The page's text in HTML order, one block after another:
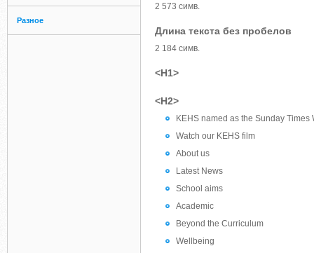
Разное
2 573 симв.
Длина текста без пробелов
2 184 симв.
<H1>
<H2>
KEHS named as the Sunday
Watch our KEHS film
About us
Latest News
School aims
Academic
Beyond the Curriculum
Wellbeing